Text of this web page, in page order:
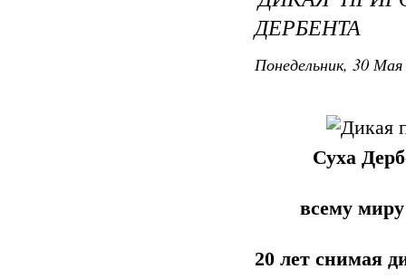
ДЕРБЕНТА
Понедельник, 30
Суха
всему
20 лет снимая